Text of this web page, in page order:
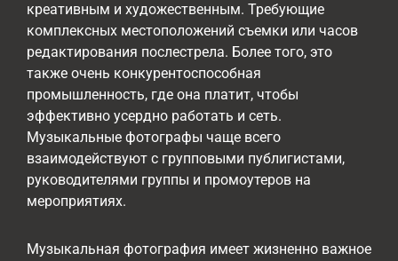
креативным и художественным. Требующие
комплексных местоположений съемки или часов
редактирования послестрела. Более того, это
также очень конкурентоспособная
промышленность, где она платит, чтобы
эффективно усердно работать и сеть.
Музыкальные фотографы чаще всего
взаимодействуют с групповыми публигистами,
руководителями группы и промоутеров на
мероприятиях.
Музыкальная фотография имеет жизненно важное